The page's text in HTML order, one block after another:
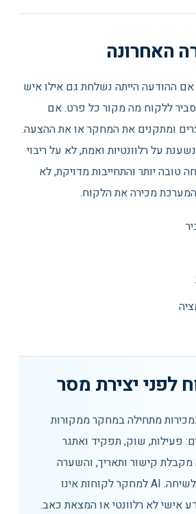
האחרונה
ההודעה הייתה נשלחת גם אילו איש
ללקוח מה מקור כל פרט. אם
ומתקנים את המחקר או את ההצעה.
על רלוונטיות ואמת, לא על ריבוי
טובה יותר והתחייבות מדויקת, לא
מכירה את הלקוח.
לפני יצירת מסר
מתחילה במחקר ממקורות
פעילות, שוק, תפקיד ואתגר
קישור ותאריך, והשערה
מסומנת כשאלה לשיחה. AI למחקר לקוחות אינו
אישי לא רלוונטי או המצאת כאב.